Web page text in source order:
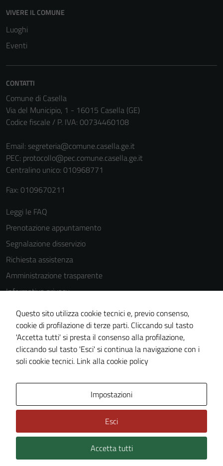
VIVERE IL COMUNE
Luoghi
Eventi
CONTATTI
Comune di Casella
Via del Municipio, 1 - 16015 Casella (GE)
Codice fiscale / P. IVA: 00734460108
Email: segreteria@comune.casella.ge.it
PEC: protocollo@pec.comune.casella.ge.it
Centralino unico: 010968771
Fax: 0109670211
Leggi le FAQ
Prenotazione appuntamento
Segnalazione disservizio
Richiesta assistenza
Amministrazione trasparente
Informativa privacy
Cookie Policy
Note legali
Dichiarazione di accessibilità
Piano di miglioramento del sito
Technical Design s.r.l.
Questo sito utilizza cookie tecnici e, previo consenso,
cookie di profilazione di terze parti. Cliccando sul tasto
'Accetta tutti' si presta il consenso alla profilazione,
cliccando sul tasto 'Esci' si continua la navigazione con i
soli cookie tecnici. Link alla cookie policy
Impostazioni
Esci
Accetta tutti
personali.
Questi cookie
sono
una serie di
servizi esterni
disabilitazione
cookies può
peggiore la
navigazione e
la fruizione
delle
del sito.
In order for
our website
to perform